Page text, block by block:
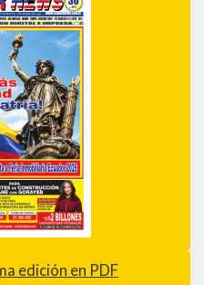
edición en PDF